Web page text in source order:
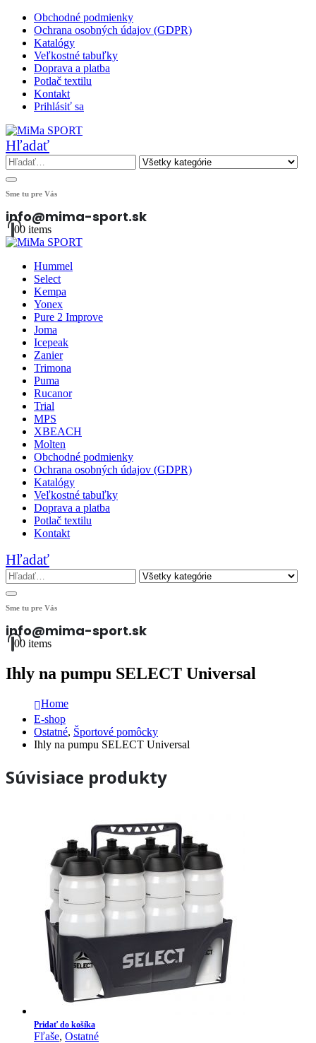
Obchodné podmienky
Ochrana osobných údajov (GDPR)
Katalógy
Veľkostné tabuľky
Doprava a platba
Potlač textilu
Kontakt
Prihlásiť sa
Hľadať
Sme tu pre Vás
info@mima-sport.sk
00 items
Hummel
Select
Kempa
Yonex
Pure 2 Improve
Joma
Icepeak
Zanier
Trimona
Puma
Rucanor
Trial
MPS
XBEACH
Molten
Obchodné podmienky
Ochrana osobných údajov (GDPR)
Katalógy
Veľkostné tabuľky
Doprava a platba
Potlač textilu
Kontakt
Hľadať
Sme tu pre Vás
info@mima-sport.sk
00 items
Ihly na pumpu SELECT Universal
Home
E-shop
Ostatné, Športové pomôcky
Ihly na pumpu SELECT Universal
Súvisiace produkty
Pridať do košíka
Fľaše, Ostatné